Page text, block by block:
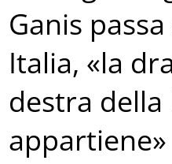
Ganis
Italia, «la
destra della
appartiene»